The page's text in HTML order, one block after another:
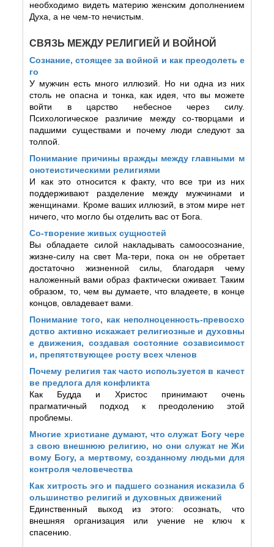
необходимо видеть материю женским дополнением
Духа, а не чем-то нечистым.
СВЯЗЬ МЕЖДУ РЕЛИГИЕЙ И ВОЙНОЙ
Сознание, стоящее за войной и как преодолеть е
го
У мужчин есть много иллюзий. Но ни одна из них
столь не опасна и тонка, как идея, что вы можете
войти в царство небесное через силу.
Психологическое различие между со-творцами и
падшими существами и почему люди следуют за
толпой.
Понимание причины вражды между главными м
онотеистическими религиями
И как это относится к факту, что все три из них
поддерживают разделение между мужчинами и
женщинами. Кроме ваших иллюзий, в этом мире нет
ничего, что могло бы отделить вас от Бога.
Со-творение живых сущностей
Вы обладаете силой накладывать самоосознание,
жизне-силу на свет Ма-тери, пока он не обретает
достаточно жизненной силы, благодаря чему
наложенный вами образ фактически оживает. Таким
образом, то, чем вы думаете, что владеете, в конце
концов, овладевает вами.
Понимание того, как неполноценность-превосхо
дство активно искажает религиозные и духовны
е движения, создавая состояние созависимост
и, препятствующее росту всех членов
Почему религия так часто используется в качест
ве предлога для конфликта
Как Будда и Христос принимают очень
прагматичный подход к преодолению этой
проблемы.
Многие христиане думают, что служат Богу чере
з свою внешнюю религию, но они служат не Жи
вому Богу, а мертвому, созданному людьми для
контроля человечества
Как хитрость эго и падшего сознания исказила б
ольшинство религий и духовных движений
Единственный выход из этого: осознать, что
внешняя организация или учение не ключ к
спасению.